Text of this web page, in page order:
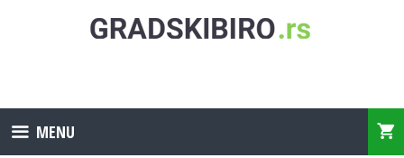
MENU